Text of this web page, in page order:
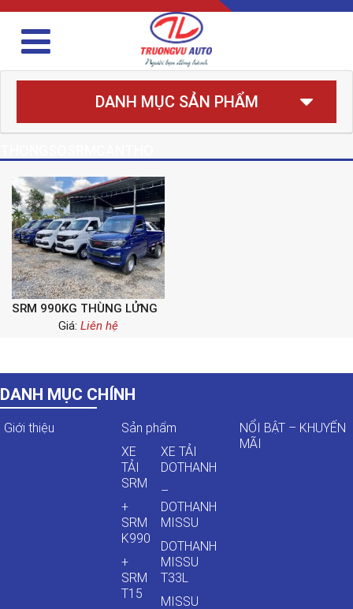
DANH MỤC SẢN PHẨM
SRM 990KG THÙNG LỬNG
Giá: Liên hệ
DANH MỤC CHÍNH
Giới thiệu
Sản phẩm
XE
TẢI
SRM
+
SRM
K990
+
SRM
T15
XE TẢI
DOTHANH
–
DOTHANH
MISSU
DOTHANH
MISSU
T33L
MISSU
NỔI BẬT – KHUYẾN
MÃI